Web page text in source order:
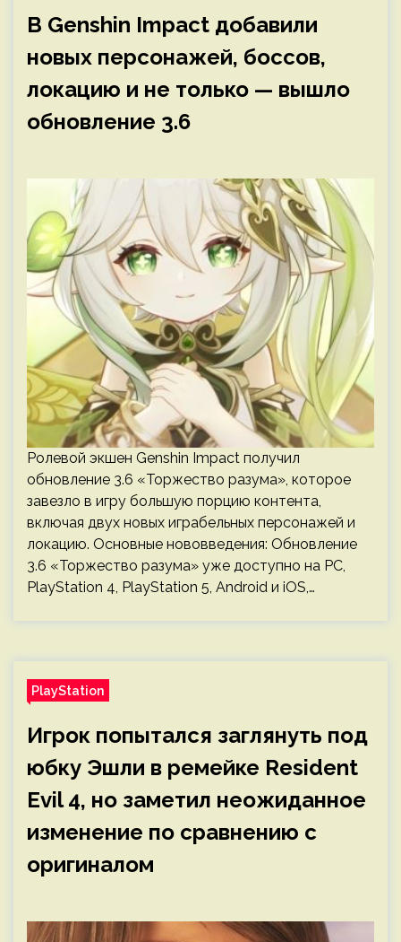
В Genshin Impact добавили
новых персонажей, боссов,
локацию и не только — вышло
обновление 3.6
Ролевой экшен Genshin Impact получил
обновление 3.6 «Торжество разума», которое
завезло в игру большую порцию контента,
включая двух новых играбельных персонажей и
локацию. Основные нововведения: Обновление
3.6 «Торжество разума» уже доступно на PC,
PlayStation 4, PlayStation 5, Android и iOS,…
PlayStation
Игрок попытался заглянуть под
юбку Эшли в ремейке Resident
Evil 4, но заметил неожиданное
изменение по сравнению с
оригиналом